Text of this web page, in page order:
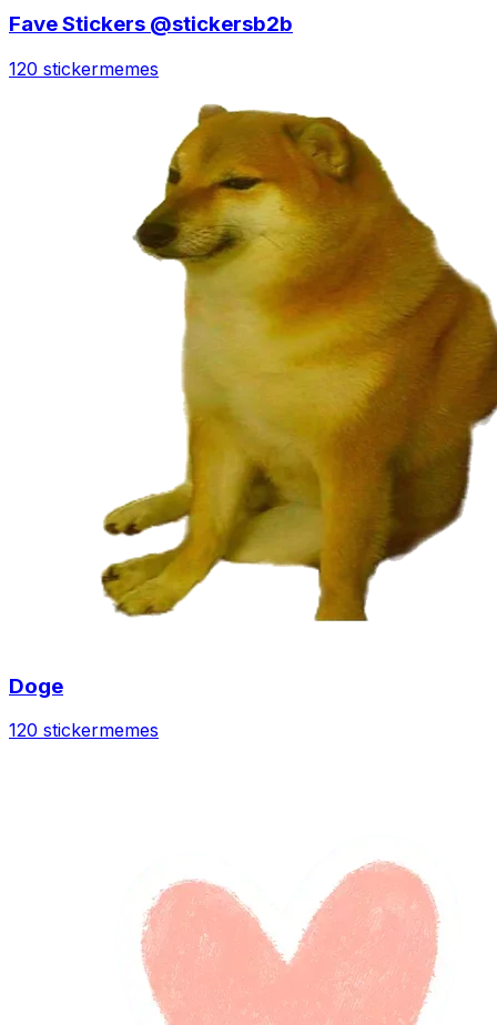
Fave Stickers @stickersb2b
120 stickermemes
Doge
120 stickermemes